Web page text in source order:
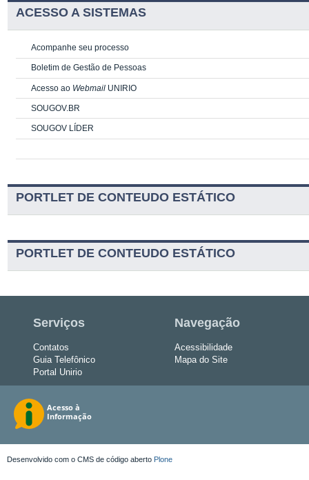
ACESSO A SISTEMAS
Acompanhe seu processo
Boletim de Gestão de Pessoas
Acesso ao Webmail UNIRIO
SOUGOV.BR
SOUGOV LÍDER
PORTLET DE CONTEUDO ESTÁTICO
PORTLET DE CONTEUDO ESTÁTICO
Serviços
Contatos
Guia Telefônico
Portal Unirio
Navegação
Acessibilidade
Mapa do Site
Desenvolvido com o CMS de código aberto Plone